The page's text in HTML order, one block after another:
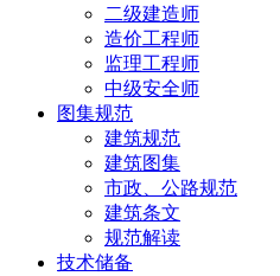
二级建造师
造价工程师
监理工程师
中级安全师
图集规范
建筑规范
建筑图集
市政、公路规范
建筑条文
规范解读
技术储备